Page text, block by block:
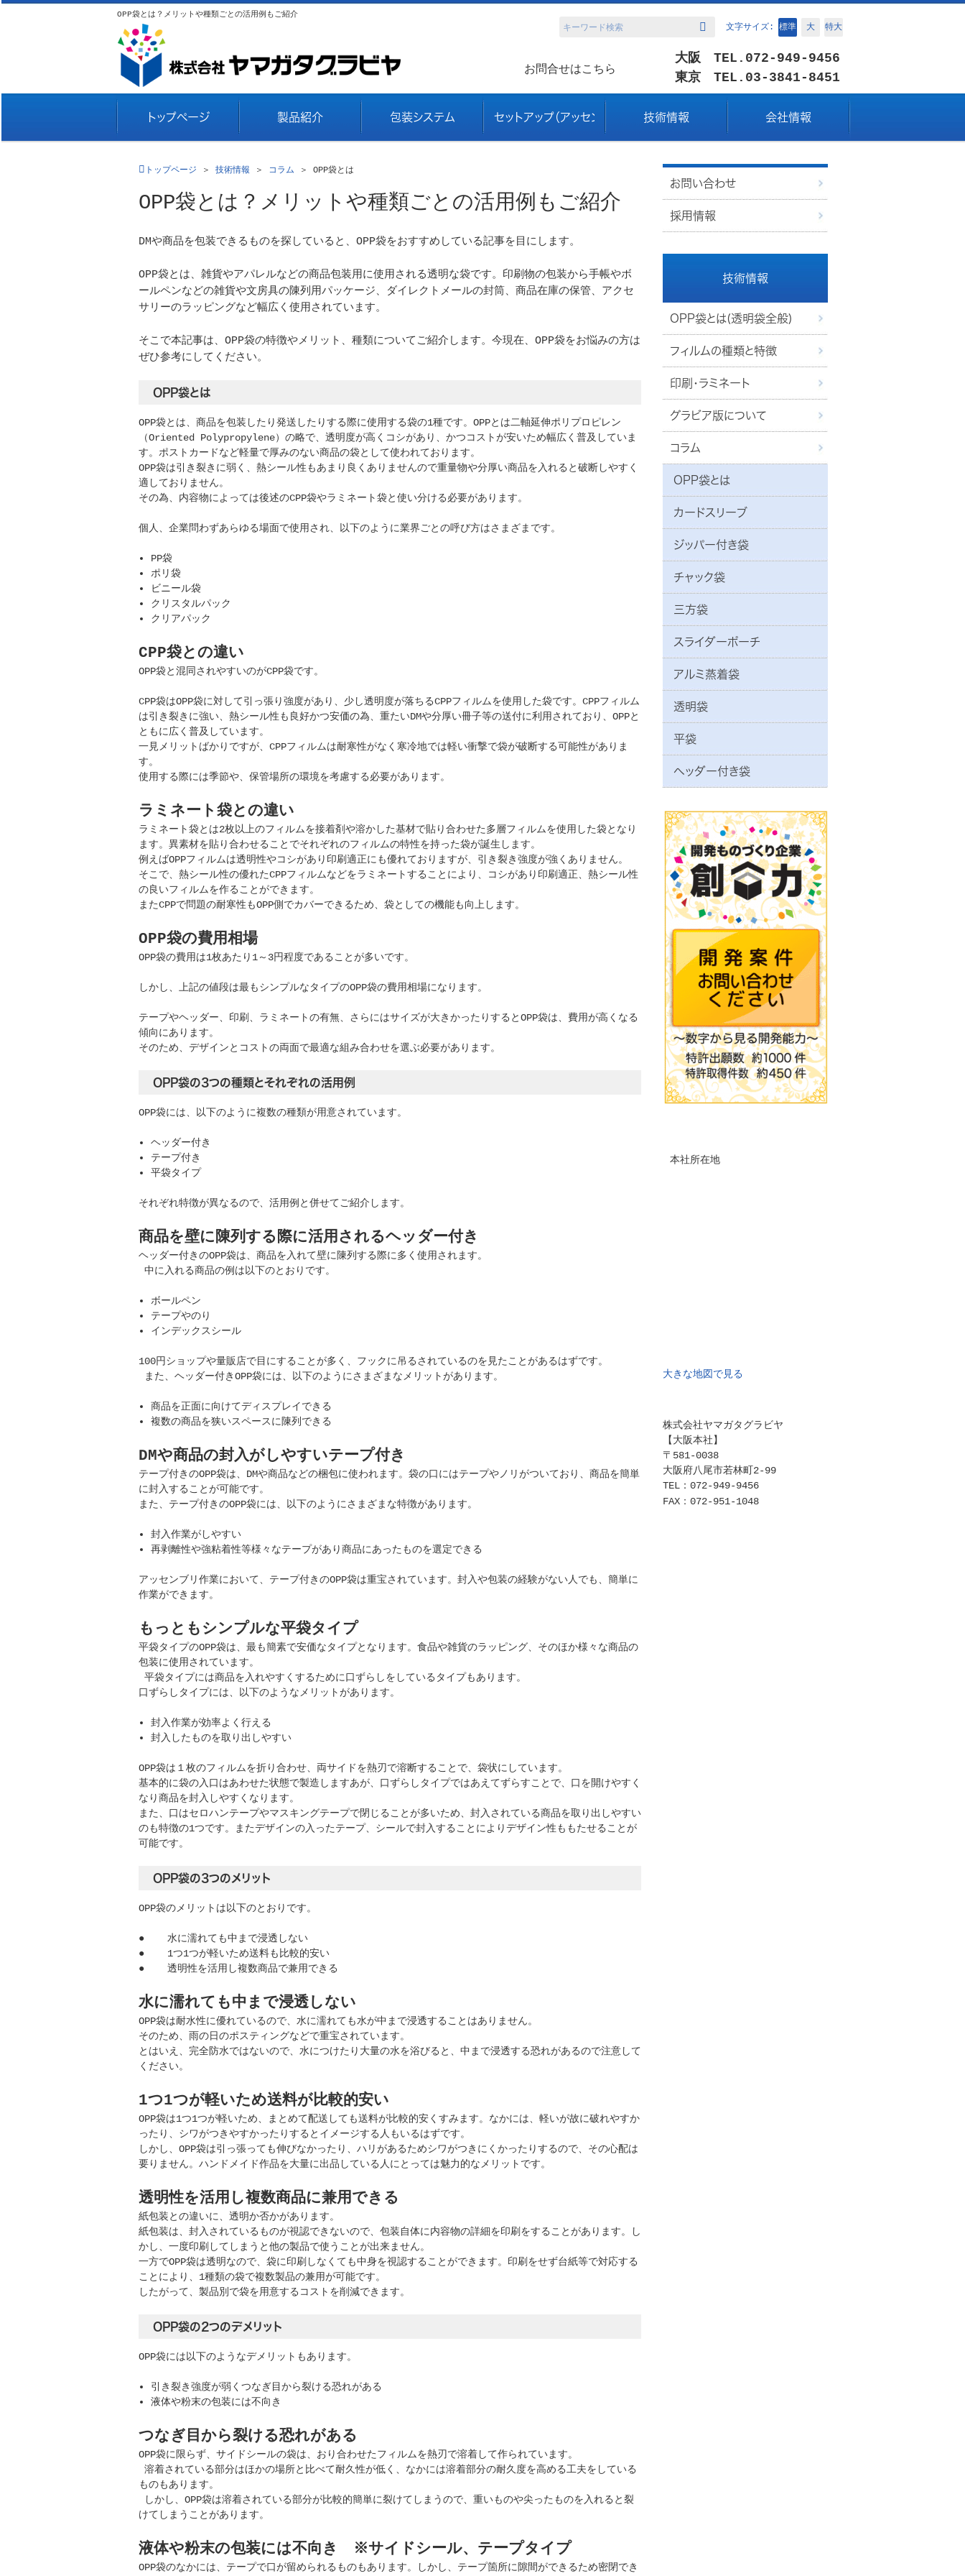
OPP袋とは？メリットや種類ごとの活用例もご紹介
お問合せはこちら
大阪 TEL.072-949-9456
東京 TEL.03-3841-8451
文字サイズ: 標準 大 特大
トップページ 製品紹介 包装システム セットアップ（アッセンブリ） 技術情報 会社情報
トップページ ＞ 技術情報 ＞ コラム ＞ OPP袋とは
OPP袋とは？メリットや種類ごとの活用例もご紹介
DMや商品を包装できるものを探していると、OPP袋をおすすめしている記事を目にします。
OPP袋とは、雑貨やアパレルなどの商品包装用に使用される透明な袋です。印刷物の包装から手帳やボ
ールペンなどの雑貨や文房具の陳列用パッケージ、ダイレクトメールの封筒、商品在庫の保管、アクセ
サリーのラッピングなど幅広く使用されています。
そこで本記事は、OPP袋の特徴やメリット、種類についてご紹介します。今現在、OPP袋をお悩みの方は
ぜひ参考にしてください。
OPP袋とは
OPP袋とは、商品を包装したり発送したりする際に使用する袋の1種です。OPPとは二軸延伸ポリプロピレン
（Oriented Polypropylene）の略で、透明度が高くコシがあり、かつコストが安いため幅広く普及していま
す。ポストカードなど軽量で厚みのない商品の袋として使われております。
OPP袋は引き裂きに弱く、熱シール性もあまり良くありませんので重量物や分厚い商品を入れると破断しやすく
適しておりません。
その為、内容物によっては後述のCPP袋やラミネート袋と使い分ける必要があります。
個人、企業問わずあらゆる場面で使用され、以下のように業界ごとの呼び方はさまざまです。
PP袋
ポリ袋
ビニール袋
クリスタルパック
クリアパック
CPP袋との違い
OPP袋と混同されやすいのがCPP袋です。
CPP袋はOPP袋に対して引っ張り強度があり、少し透明度が落ちるCPPフィルムを使用した袋です。CPPフィルム
は引き裂きに強い、熱シール性も良好かつ安価の為、重たいDMや分厚い冊子等の送付に利用されており、OPPと
ともに広く普及しています。
一見メリットばかりですが、CPPフィルムは耐寒性がなく寒冷地では軽い衝撃で袋が破断する可能性がありま
す。
使用する際には季節や、保管場所の環境を考慮する必要があります。
ラミネート袋との違い
ラミネート袋とは2枚以上のフィルムを接着剤や溶かした基材で貼り合わせた多層フィルムを使用した袋となり
ます。異素材を貼り合わせることでそれぞれのフィルムの特性を持った袋が誕生します。
例えばOPPフィルムは透明性やコシがあり印刷適正にも優れておりますが、引き裂き強度が強くありません。
そこで、熱シール性の優れたCPPフィルムなどをラミネートすることにより、コシがあり印刷適正、熱シール性
の良いフィルムを作ることができます。
またCPPで問題の耐寒性もOPP側でカバーできるため、袋としての機能も向上します。
OPP袋の費用相場
OPP袋の費用は1枚あたり1～3円程度であることが多いです。
しかし、上記の値段は最もシンプルなタイプのOPP袋の費用相場になります。
テープやヘッダー、印刷、ラミネートの有無、さらにはサイズが大きかったりするとOPP袋は、費用が高くなる
傾向にあります。
そのため、デザインとコストの両面で最適な組み合わせを選ぶ必要があります。
OPP袋の3つの種類とそれぞれの活用例
OPP袋には、以下のように複数の種類が用意されています。
ヘッダー付き
テープ付き
平袋タイプ
それぞれ特徴が異なるので、活用例と併せてご紹介します。
商品を壁に陳列する際に活用されるヘッダー付き
ヘッダー付きのOPP袋は、商品を入れて壁に陳列する際に多く使用されます。
中に入れる商品の例は以下のとおりです。
ボールペン
テープやのり
インデックスシール
100円ショップや量販店で目にすることが多く、フックに吊るされているのを見たことがあるはずです。
また、ヘッダー付きOPP袋には、以下のようにさまざまなメリットがあります。
商品を正面に向けてディスプレイできる
複数の商品を狭いスペースに陳列できる
DMや商品の封入がしやすいテープ付き
テープ付きのOPP袋は、DMや商品などの梱包に使われます。袋の口にはテープやノリがついており、商品を簡単
に封入することが可能です。
また、テープ付きのOPP袋には、以下のようにさまざまな特徴があります。
封入作業がしやすい
再剥離性や強粘着性等様々なテープがあり商品にあったものを選定できる
アッセンブリ作業において、テープ付きのOPP袋は重宝されています。封入や包装の経験がない人でも、簡単に
作業ができます。
もっともシンプルな平袋タイプ
平袋タイプのOPP袋は、最も簡素で安価なタイプとなります。食品や雑貨のラッピング、そのほか様々な商品の
包装に使用されています。
平袋タイプには商品を入れやすくするために口ずらしをしているタイプもあります。
口ずらしタイプには、以下のようなメリットがあります。
封入作業が効率よく行える
封入したものを取り出しやすい
OPP袋は１枚のフィルムを折り合わせ、両サイドを熱刃で溶断することで、袋状にしています。
基本的に袋の入口はあわせた状態で製造しますあが、口ずらしタイプではあえてずらすことで、口を開けやすく
なり商品を封入しやすくなります。
また、口はセロハンテープやマスキングテープで閉じることが多いため、封入されている商品を取り出しやすい
のも特徴の1つです。またデザインの入ったテープ、シールで封入することによりデザイン性ももたせることが
可能です。
OPP袋の3つのメリット
OPP袋のメリットは以下のとおりです。
●
水に濡れても中まで浸透しない
●
1つ1つが軽いため送料も比較的安い
●
透明性を活用し複数商品で兼用できる
水に濡れても中まで浸透しない
OPP袋は耐水性に優れているので、水に濡れても水が中まで浸透することはありません。
そのため、雨の日のポスティングなどで重宝されています。
とはいえ、完全防水ではないので、水につけたり大量の水を浴びると、中まで浸透する恐れがあるので注意して
ください。
1つ1つが軽いため送料が比較的安い
OPP袋は1つ1つが軽いため、まとめて配送しても送料が比較的安くすみます。なかには、軽いが故に破れやすか
ったり、シワがつきやすかったりするとイメージする人もいるはずです。
しかし、OPP袋は引っ張っても伸びなかったり、ハリがあるためシワがつきにくかったりするので、その心配は
要りません。ハンドメイド作品を大量に出品している人にとっては魅力的なメリットです。
透明性を活用し複数商品に兼用できる
紙包装との違いに、透明か否かがあります。
紙包装は、封入されているものが視認できないので、包装自体に内容物の詳細を印刷をすることがあります。し
かし、一度印刷してしまうと他の製品で使うことが出来ません。
一方でOPP袋は透明なので、袋に印刷しなくても中身を視認することができます。印刷をせず台紙等で対応する
ことにより、1種類の袋で複数製品の兼用が可能です。
したがって、製品別で袋を用意するコストを削減できます。
OPP袋の2つのデメリット
OPP袋には以下のようなデメリットもあります。
引き裂き強度が弱くつなぎ目から裂ける恐れがある
液体や粉末の包装には不向き
つなぎ目から裂ける恐れがある
OPP袋に限らず、サイドシールの袋は、おり合わせたフィルムを熱刃で溶着して作られています。
溶着されている部分はほかの場所と比べて耐久性が低く、なかには溶着部分の耐久度を高める工夫をしている
ものもあります。
しかし、OPP袋は溶着されている部分が比較的簡単に裂けてしまうので、重いものや尖ったものを入れると裂
けてしまうことがあります。
液体や粉末の包装には不向き ※サイドシール、テープタイプ
OPP袋のなかには、テープで口が留められるものもあります。しかし、テープ箇所に隙間ができるため密閉でき
お問い合わせ
採用情報
技術情報
OPP袋とは(透明袋全般)
フィルムの種類と特徴
印刷・ラミネート
グラビア版について
コラム
OPP袋とは
カードスリーブ
ジッパー付き袋
チャック袋
三方袋
スライダーポーチ
アルミ蒸着袋
透明袋
平袋
ヘッダー付き袋
本社所在地
大きな地図で見る
株式会社ヤマガタグラビヤ
【大阪本社】
〒581-0038
大阪府八尾市若林町2-99
TEL：072-949-9456
FAX ： 072-951-1048